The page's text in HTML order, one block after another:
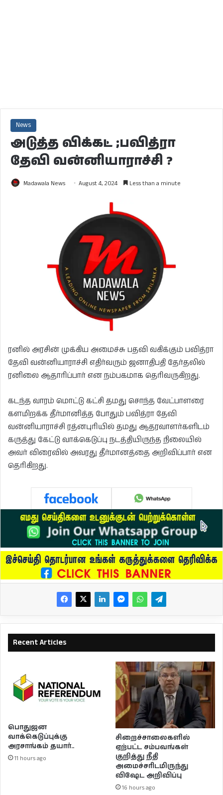
News
அடுத்த விக்கட் ;பவித்ரா
தேவி வன்னியாராச்சி ?
Madawala News August 4, 2024 Less than a minute
ரனில் அரசின் முக்கிய அமைச்சு பதவி வகிக்கும் பவித்ரா
தேவி வன்னியாராச்சி எதிர்வரும் ஜனாதிபதி தேர்தலில்
ரனிலை ஆதாரிப்பார் என நம்பகமாக தெரிவருகிறது.
கடந்த வாரம் மொட்டு கட்சி தமது சொந்த வேட்பாளரை
களமிறக்க தீர்மானித்த போதும் பவித்ரா தேவி
வன்னியாராச்சி ரத்னபுரியில் தமது ஆதரவாளர்களிடம்
கருத்து கேட்டு வாக்கெடுப்பு நடத்தியிருந்த நிலையில்
அவர் விரைவில் அவரது தீர்மானத்தை அறிவிப்பார் என
தெரிகிறது.
Recent Articles
பொதுஜன
வாக்கெடுப்புக்கு
அரசாங்கம் தயார்..
11 hours ago
சிறைச்சாலைகளில்
ஏற்பட்ட சம்பவங்கள்
குறித்து நீதி
அமைச்சரிடமிருந்து
விஷேட அறிவிப்பு
16 hours ago